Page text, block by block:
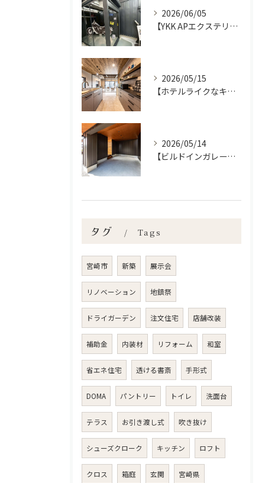
2026/06/05
【YKK APエクステリアフェア2026】宮崎市で新築•リノベーション| mikiデザインハウス
2026/05/15
【ホテルライクなキッチン空間✨】宮崎市で新築•リノベーション| mikiデザインハウス
2026/05/14
【ビルドインガレージの魅力】宮崎市で新築•リノベーション| mikiデザインハウス
タグ Tags
宮崎市 新築 展示会
リノベーション 地鎮祭
ドライガーデン 注文住宅 店舗改装
補助金 内装材 リフォーム 和室
省エネ住宅 透ける書斎 手形式
DOMA パントリー トイレ 洗面台
テラス お引き渡し式 吹き抜け
シューズクローク キッチン ロフト
クロス 箱庭 玄関 宮崎県